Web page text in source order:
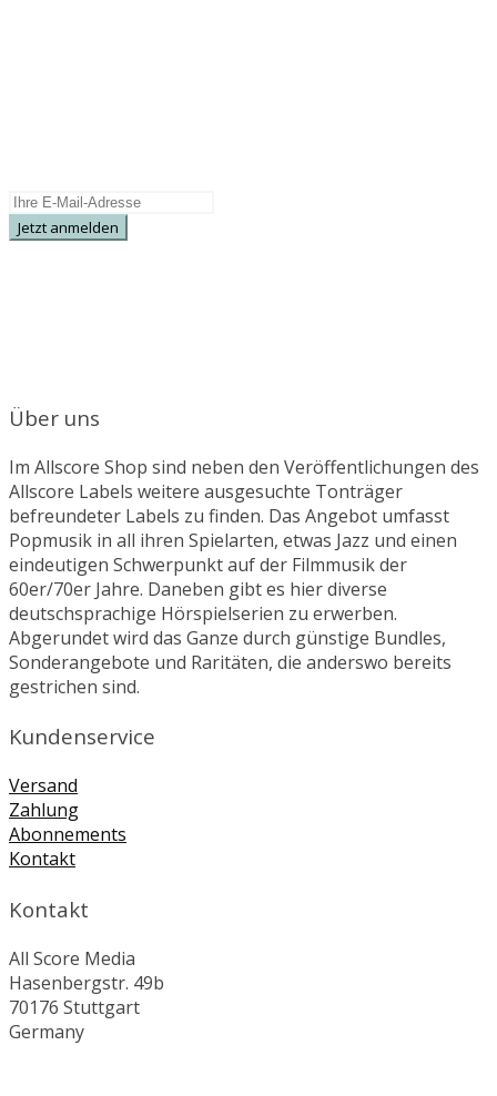
Über uns
Im Allscore Shop sind neben den Veröffentlichungen des
Allscore Labels weitere ausgesuchte Tonträger
befreundeter Labels zu finden. Das Angebot umfasst
Popmusik in all ihren Spielarten, etwas Jazz und einen
eindeutigen Schwerpunkt auf der Filmmusik der
60er/70er Jahre. Daneben gibt es hier diverse
deutschsprachige Hörspielserien zu erwerben.
Abgerundet wird das Ganze durch günstige Bundles,
Sonderangebote und Raritäten, die anderswo bereits
gestrichen sind.
Kundenservice
Versand
Zahlung
Abonnements
Kontakt
Kontakt
All Score Media
Hasenbergstr. 49b
70176 Stuttgart
Germany